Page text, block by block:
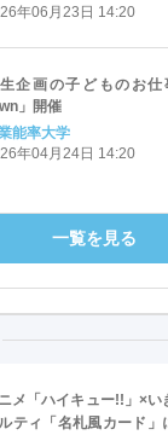
～五感で楽しむ限定コ
年06月23日 14:20
企画の子どものお仕
」開催
能率大学
年04月24日 14:20
一覧を見る
メ「ハイキュー!!」×い
ティ「名札風カード」